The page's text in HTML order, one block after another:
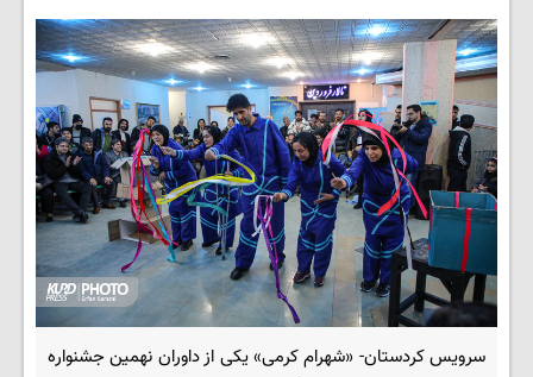
سرویس کردستان- «شهرام کرمی» یکی از داوران نهمین جشنواره